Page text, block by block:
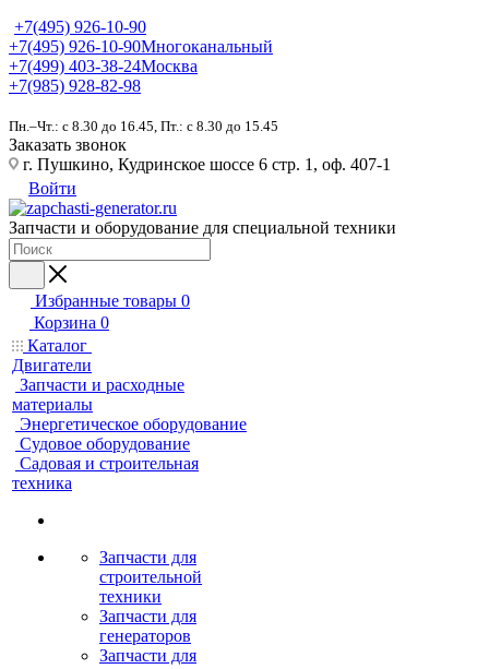
+7(495) 926-10-90
+7(495) 926-10-90Многоканальный
+7(499) 403-38-24Москва
+7(985) 928-82-98
Пн.–Чт.: с 8.30 до 16.45, Пт.: с 8.30 до 15.45
Заказать звонок
г. Пушкино, Кудринское шоссе 6 стр. 1, оф. 407-1
Войти
Запчасти и оборудование для специальной техники
Избранные товары 0
Корзина 0
Каталог
Двигатели
Запчасти и расходные
материалы
Энергетическое оборудование
Судовое оборудование
Садовая и строительная
техника
Запчасти для
строительной
техники
Запчасти для
генераторов
Запчасти для